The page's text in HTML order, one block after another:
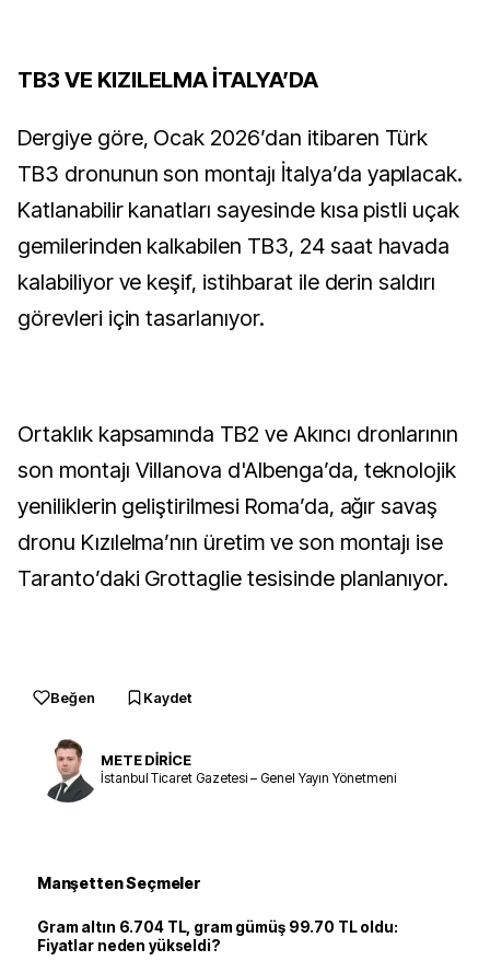
TB3 VE KIZILELMA İTALYA’DA
Dergiye göre, Ocak 2026’dan itibaren Türk
TB3 dronunun son montajı İtalya’da yapılacak.
Katlanabilir kanatları sayesinde kısa pistli uçak
gemilerinden kalkabilen TB3, 24 saat havada
kalabiliyor ve keşif, istihbarat ile derin saldırı
görevleri için tasarlanıyor.
Ortaklık kapsamında TB2 ve Akıncı dronlarının
son montajı Villanova d'Albenga’da, teknolojik
yeniliklerin geliştirilmesi Roma’da, ağır savaş
dronu Kızılelma’nın üretim ve son montajı ise
Taranto’daki Grottaglie tesisinde planlanıyor.
Beğen Kaydet
METE DİRİCE
İstanbul Ticaret Gazetesi – Genel Yayın Yönetmeni
Manşetten Seçmeler
Gram altın 6.704 TL, gram gümüş 99.70 TL oldu:
Fiyatlar neden yükseldi?